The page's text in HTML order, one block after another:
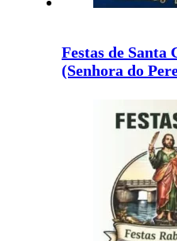
Festas de Santa
(Senhora do